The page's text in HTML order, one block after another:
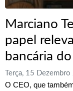
Marciano
papel
bancária
Terça, 15
O CEO, que